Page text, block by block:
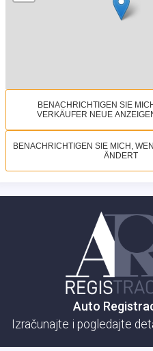
BENACHRICHTIGEN SIE
VERKÄUFER NEUE
BENACHRICHTIGEN SIE MICH,
ÄNDERT
Auto
Izračunajte i pogledajte